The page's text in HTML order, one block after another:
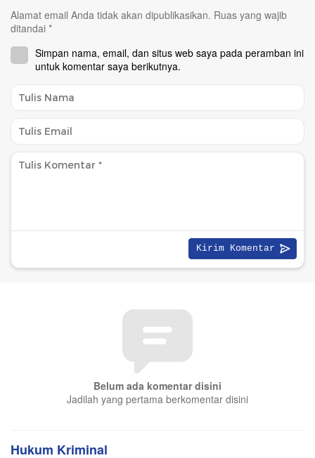
Alamat email Anda tidak akan dipublikasikan. Ruas yang wajib
ditandai *
Simpan nama, email, dan situs web saya pada peramban ini
untuk komentar saya berikutnya.
Belum ada komentar disini
Jadilah yang pertama berkomentar disini
Hukum Kriminal